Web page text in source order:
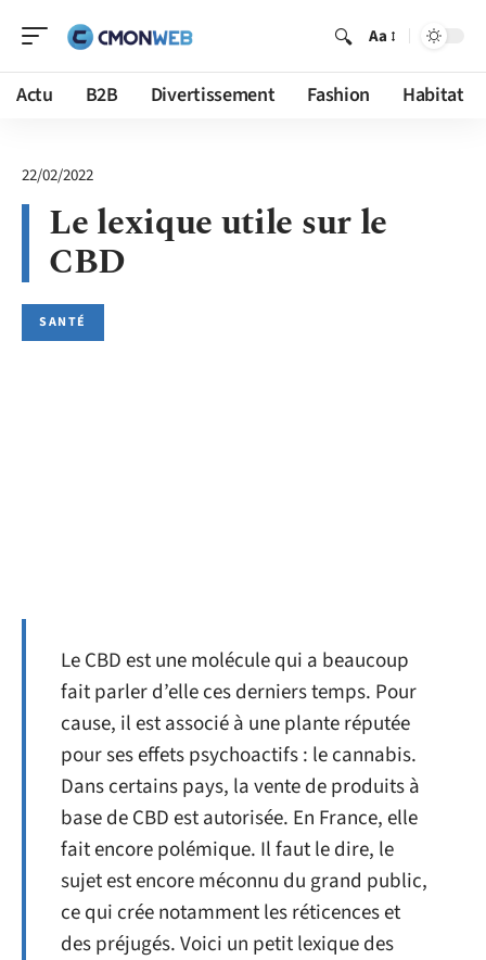
Aa
Actu B2B Divertissement Fashion Habitat
22/02/2022
Le lexique utile sur le
CBD
SANTÉ
Le CBD est une molécule qui a beaucoup
fait parler d’elle ces derniers temps. Pour
cause, il est associé à une plante réputée
pour ses effets psychoactifs : le cannabis.
Dans certains pays, la vente de produits à
base de CBD est autorisée. En France, elle
fait encore polémique. Il faut le dire, le
sujet est encore méconnu du grand public,
ce qui crée notamment les réticences et
des préjugés. Voici un petit lexique des